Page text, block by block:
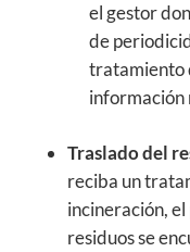
el gestor
de
tratamiento
información
Traslado del
reciba un
incineración,
residuos se